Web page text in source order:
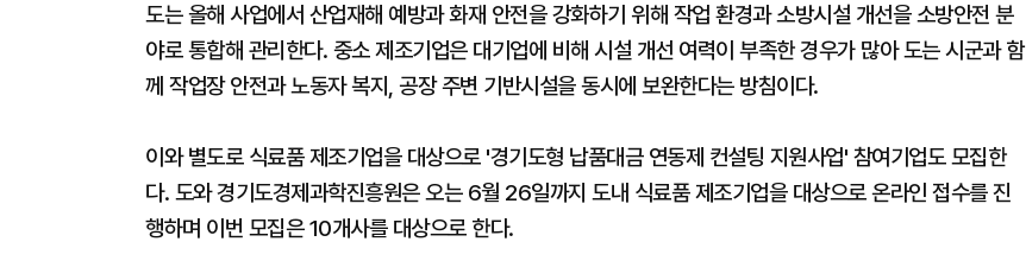
도는 올해 사업에서 산업재해 예방과 화재 안전을 강화하기 위해 작업 환경과 소방시설 개선을 소방안전 분
야로 통합해 관리한다. 중소 제조기업은 대기업에 비해 시설 개선 여력이 부족한 경우가 많아 도는 시군과 함
께 작업장 안전과 노동자 복지, 공장 주변 기반시설을 동시에 보완한다는 방침이다.
이와 별도로 식료품 제조기업을 대상으로 '경기도형 납품대금 연동제 컨설팅 지원사업' 참여기업도 모집한
다. 도와 경기도경제과학진흥원은 오는 6월 26일까지 도내 식료품 제조기업을 대상으로 온라인 접수를 진
행하며 이번 모집은 10개사를 대상으로 한다.